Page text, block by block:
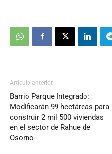
Artículo anterior
Barrio Parque Integrado:
Modificarán 99 hectáreas para
construir 2 mil 500 viviendas
en el sector de Rahue de
Osorno